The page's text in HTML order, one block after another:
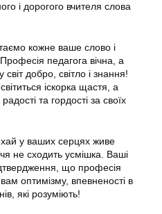
і дорогого вчителя слова
кожне ваше слово і
педагога вічна, а
добро, світло і знання!
іскорка щастя, а
та гордості за своїх
у ваших серцях живе
не сходить усмішка. Ваші
що професія
оптимізму, впевненості в
які розуміють!